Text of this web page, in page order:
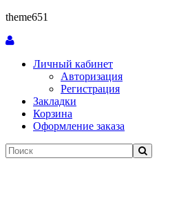
theme651
Личный кабинет
Авторизация
Регистрация
Закладки
Корзина
Оформление заказа